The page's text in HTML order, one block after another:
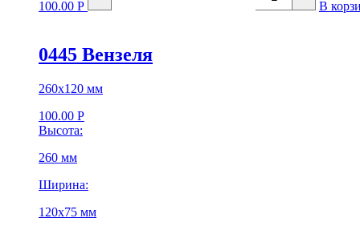
100.00 Р В
0445 Вензеля
260х120 мм
100.00 Р
Высота:
260 мм
Ширина:
120х75 мм